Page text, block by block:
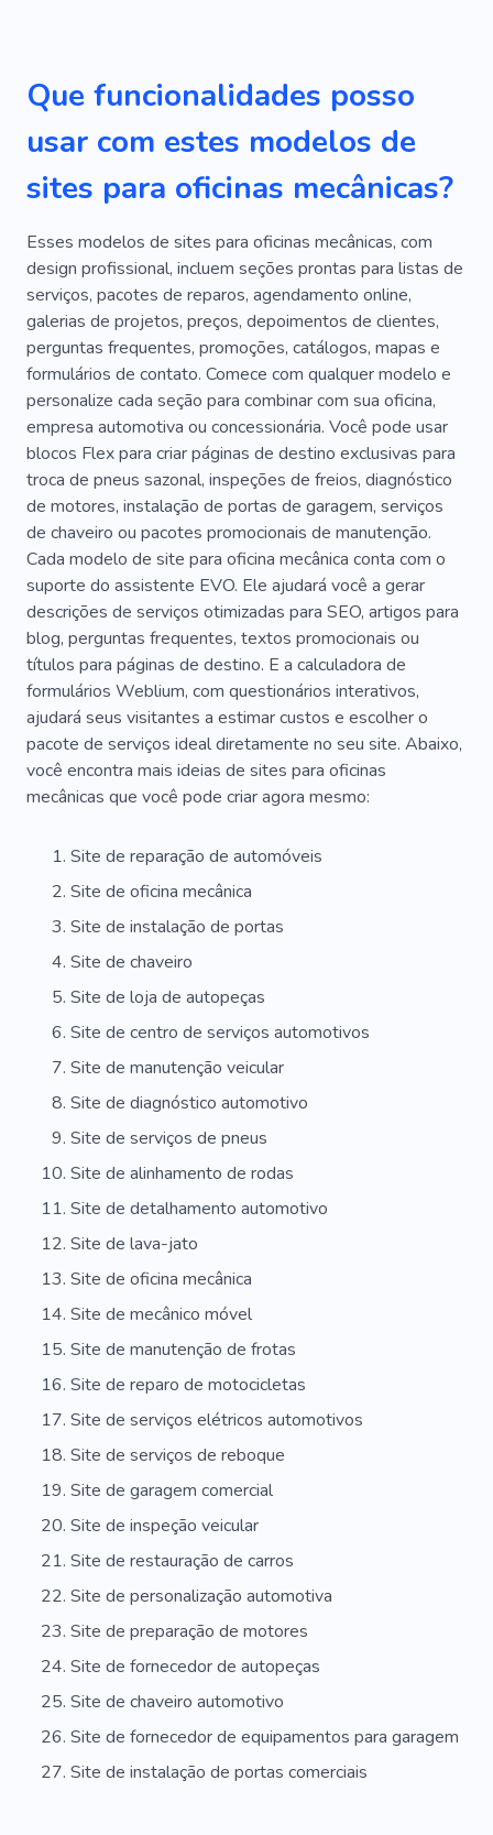
Que funcionalidades posso
usar com estes modelos de
sites para oficinas mecânicas?
Esses modelos de sites para oficinas mecânicas, com
design profissional, incluem seções prontas para listas de
serviços, pacotes de reparos, agendamento online,
galerias de projetos, preços, depoimentos de clientes,
perguntas frequentes, promoções, catálogos, mapas e
formulários de contato. Comece com qualquer modelo e
personalize cada seção para combinar com sua oficina,
empresa automotiva ou concessionária. Você pode usar
blocos Flex para criar páginas de destino exclusivas para
troca de pneus sazonal, inspeções de freios, diagnóstico
de motores, instalação de portas de garagem, serviços
de chaveiro ou pacotes promocionais de manutenção.
Cada modelo de site para oficina mecânica conta com o
suporte do assistente EVO. Ele ajudará você a gerar
descrições de serviços otimizadas para SEO, artigos para
blog, perguntas frequentes, textos promocionais ou
títulos para páginas de destino. E a calculadora de
formulários Weblium, com questionários interativos,
ajudará seus visitantes a estimar custos e escolher o
pacote de serviços ideal diretamente no seu site. Abaixo,
você encontra mais ideias de sites para oficinas
mecânicas que você pode criar agora mesmo:
Site de reparação de automóveis
Site de oficina mecânica
Site de instalação de portas
Site de chaveiro
Site de loja de autopeças
Site de centro de serviços automotivos
Site de manutenção veicular
Site de diagnóstico automotivo
Site de serviços de pneus
Site de alinhamento de rodas
Site de detalhamento automotivo
Site de lava-jato
Site de oficina mecânica
Site de mecânico móvel
Site de manutenção de frotas
Site de reparo de motocicletas
Site de serviços elétricos automotivos
Site de serviços de reboque
Site de garagem comercial
Site de inspeção veicular
Site de restauração de carros
Site de personalização automotiva
Site de preparação de motores
Site de fornecedor de autopeças
Site de chaveiro automotivo
Site de fornecedor de equipamentos para garagem
Site de instalação de portas comerciais